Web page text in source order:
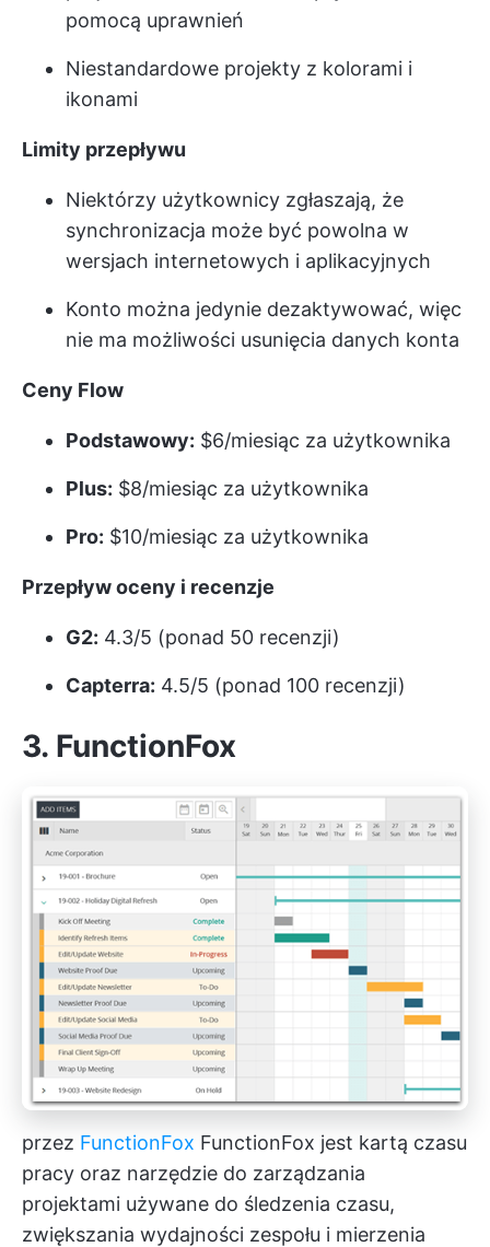
pomocą uprawnień
Niestandardowe projekty z kolorami i
ikonami
Limity przepływu
Niektórzy użytkownicy zgłaszają, że
synchronizacja może być powolna w
wersjach internetowych i aplikacyjnych
Konto można jedynie dezaktywować, więc
nie ma możliwości usunięcia danych konta
Ceny Flow
Podstawowy: $6/miesiąc za użytkownika
Plus: $8/miesiąc za użytkownika
Pro: $10/miesiąc za użytkownika
Przepływ oceny i recenzje
G2: 4.3/5 (ponad 50 recenzji)
Capterra: 4.5/5 (ponad 100 recenzji)
3. FunctionFox
przez FunctionFox FunctionFox jest kartą czasu
pracy oraz narzędzie do zarządzania
projektami używane do śledzenia czasu,
zwiększania wydajności zespołu i mierzenia